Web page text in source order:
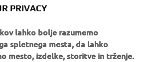
raid Yamaha Supported Team ustvarila
Yamaha postala prvi konstruktor, ki je
etapno zmago v kategorijah
in štirikolesnikov.
PRIVACY
lahko bolje razumemo
spletnega mesta, da lahko
mesto, izdelke, storitve in trženje.